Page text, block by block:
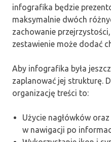
infografika będzie
maksymalnie dwóch
zachowanie
zestawienie może dodać
Aby infografika była
zaplanować jej strukturę.
organizację treści to:
Użycie nagłówków
w nawigacji po